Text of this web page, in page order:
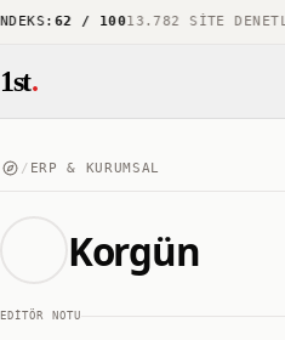
:62 / 100 13.782 SITE DENETLENDI
1st.
/ ERP & KURUMSAL
Korgün
EDITÖR NOTU